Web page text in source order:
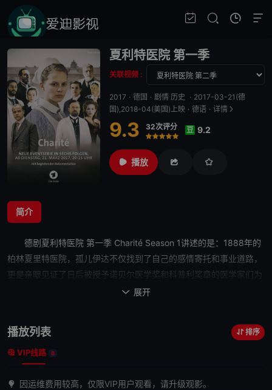
夏利特医院 第一季
关联视频 :
2017 · 德国 · 剧情 历史 · 2017-03-21(德
国),2018-04(美国)上映 · 德语 · 详情
9.3 32次评分
很差
较差
还行推荐力荐
豆 9.2
播放
简介
德剧夏利特医院 第一季 Charité Season 1讲述的是：1888年的
柏林夏里特医院，孤儿伊达不仅找到了自己的感情寄托和事业道路，
更是亲眼见证了日后被授予诺贝尔医学奖和科普利奖章的医学家们为
攻克结核病和白喉而做出的努力尝试。
 展开
播放列表 排序
VIP线路 6
因运维费用较高，仅限VIP用户观看，请升级观影。